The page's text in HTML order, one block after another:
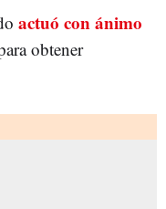
actuó con ánimo
obtener